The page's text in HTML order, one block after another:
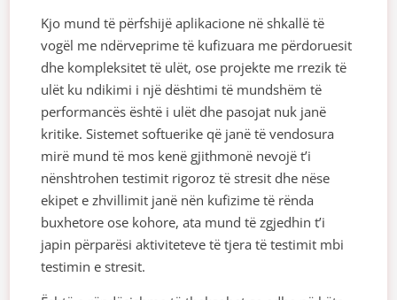
Kjo mund të përfshijë aplikacione në shkallë të
vogël me ndërveprime të kufizuara me përdoruesit
dhe kompleksitet të ulët, ose projekte me rrezik të
ulët ku ndikimi i një dështimi të mundshëm të
performancës është i ulët dhe pasojat nuk janë
kritike. Sistemet softuerike që janë të vendosura
mirë mund të mos kenë gjithmonë nevojë t’i
nënshtrohen testimit rigoroz të stresit dhe nëse
ekipet e zhvillimit janë nën kufizime të rënda
buxhetore ose kohore, ata mund të zgjedhin t’i
japin përparësi aktiviteteve të tjera të testimit mbi
testimin e stresit.